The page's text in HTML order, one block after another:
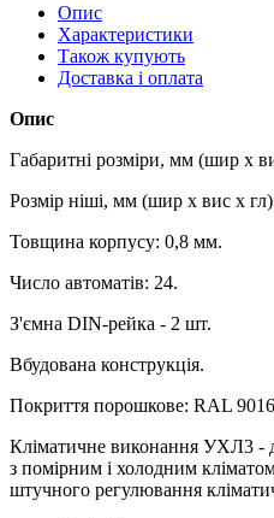
Опис
Характеристики
Також купують
Доставка і оплата
Опис
Габаритні розміри, мм (шир х
Розмір ніші, мм (шир х вис х
Товщина корпусу: 0,8 мм.
Число автоматів: 24.
З'ємна DIN-рейка - 2 шт.
Вбудована конструкція.
Покриття порошкове: RAL
Кліматичне виконання УХЛ3 -
з помірним і холодним
штучного регулювання